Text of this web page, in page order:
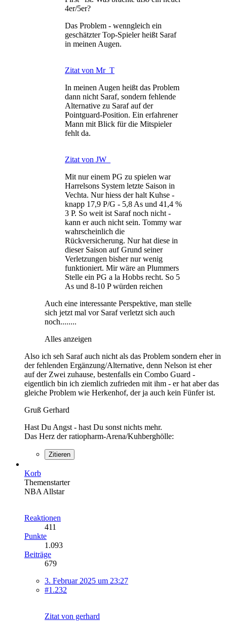
4er/5er?
Das Problem - wenngleich ein
geschätzter Top-Spieler heißt Saraf
in meinen Augen.
Zitat von Mr_T
In meinen Augen heißt das Problem
dann nicht Saraf, sondern fehlende
Alternative zu Saraf auf der
Pointguard-Position. Ein erfahrener
Mann mit Blick für die Mitspieler
fehlt da.
Zitat von JW_
Mit nur einem PG zu spielen war
Harrelsons System letzte Saison in
Vechta. Nur hiess der halt Kuhse -
knapp 17,9 P/G - 5,8 As und 41,4 %
3 P. So weit ist Saraf noch nicht -
kann er auch nicht sein. Tommy war
wahrscheinlich die
Rückversicherung. Nur hat diese in
dieser Saison auf Grund seiner
Verletzungen bisher nur wenig
funktioniert. Mir wäre an Plummers
Stelle ein PG a la Hobbs recht. So 5
As und 8-10 P würden reichen
Auch eine interessante Perspektive, man stelle
sich jetzt mal vor Saraf verletzt sich auch
noch........
Alles anzeigen
Also ich seh Saraf auch nicht als das Problem sondern eher in
der fehlenden Ergänzung/Alternative, denn Nelson ist eher
auf der Zwei zuhause, bestenfalls ein Combo Guard -
eigentlich bin ich ziemlich zufrieden mit ihm - er hat aber das
gleiche Problem wie Herkenhof, der ja auch kein Fünfer ist.
Gruß Gerhard
Hast Du Angst - hast Du sonst nichts mehr.
Das Herz der ratiopharm-Arena/Kuhberghölle:
Zitieren
Korb
Themenstarter
NBA Allstar
Reaktionen
411
Punkte
1.093
Beiträge
679
3. Februar 2025 um 23:27
#1.232
Zitat von gerhard